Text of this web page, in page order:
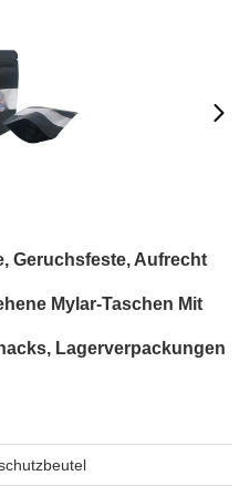
Geruchsfeste, Aufrecht
Mylar-Taschen Mit
Lagerverpackungen